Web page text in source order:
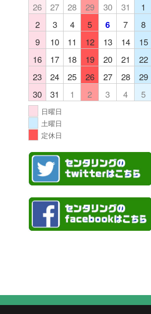
26 27 28 29 30 31
1
2
3 4 5 6 7
8
9
10 11 12 13 14
15
16
17 18 19 20 21
22
23
24 25 26 27 28
29
30
31 1 2 3 4 5
日曜日
土曜日
定休日